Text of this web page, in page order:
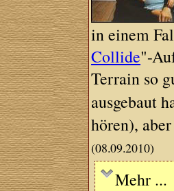
in einem
Collide"-
Terrain so
ausgebaut
hören),
(08.09.2010)
Mehr ...